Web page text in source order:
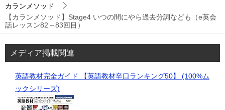
カランメソッド
【カランメソッド】Stage4 いつの間にやら過去分詞なども（e英会
話レッスン82～83回目）
メディア掲載関連
英語教材完全ガイド 【英語教材辛口ランキング50】 (100%ム
ックシリーズ)